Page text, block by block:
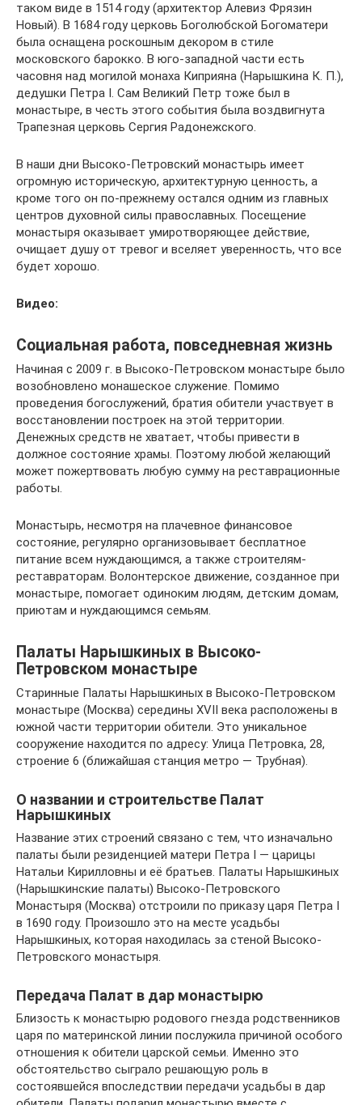
таком виде в 1514 году (архитектор Алевиз Фрязин
Новый). В 1684 году церковь Боголюбской Богоматери
была оснащена роскошным декором в стиле
московского барокко. В юго-западной части есть
часовня над могилой монаха Киприяна (Нарышкина К. П.),
дедушки Петра I. Сам Великий Петр тоже был в
монастыре, в честь этого события была воздвигнута
Трапезная церковь Сергия Радонежского.
В наши дни Высоко-Петровский монастырь имеет
огромную историческую, архитектурную ценность, а
кроме того он по-прежнему остался одним из главных
центров духовной силы православных. Посещение
монастыря оказывает умиротворяющее действие,
очищает душу от тревог и вселяет уверенность, что все
будет хорошо.
Видео:
Социальная работа, повседневная жизнь
Начиная с 2009 г. в Высоко-Петровском монастыре было
возобновлено монашеское служение. Помимо
проведения богослужений, братия обители участвует в
восстановлении построек на этой территории.
Денежных средств не хватает, чтобы привести в
должное состояние храмы. Поэтому любой желающий
может пожертвовать любую сумму на реставрационные
работы.
Монастырь, несмотря на плачевное финансовое
состояние, регулярно организовывает бесплатное
питание всем нуждающимся, а также строителям-
реставраторам. Волонтерское движение, созданное при
монастыре, помогает одиноким людям, детским домам,
приютам и нуждающимся семьям.
Палаты Нарышкиных в Высоко-
Петровском монастыре
Старинные Палаты Нарышкиных в Высоко-Петровском
монастыре (Москва) середины XVII века расположены в
южной части территории обители. Это уникальное
сооружение находится по адресу: Улица Петровка, 28,
строение 6 (ближайшая станция метро — Трубная).
О названии и строительстве Палат
Нарышкиных
Название этих строений связано с тем, что изначально
палаты были резиденцией матери Петра I — царицы
Натальи Кирилловны и её братьев. Палаты Нарышкиных
(Нарышкинские палаты) Высоко-Петровского
Монастыря (Москва) отстроили по приказу царя Петра I
в 1690 году. Произошло это на месте усадьбы
Нарышкиных, которая находилась за стеной Высоко-
Петровского монастыря.
Передача Палат в дар монастырю
Близость к монастырю родового гнезда родственников
царя по материнской линии послужила причиной особого
отношения к обители царской семьи. Именно это
обстоятельство сыграло решающую роль в
состоявшейся впоследствии передачи усадьбы в дар